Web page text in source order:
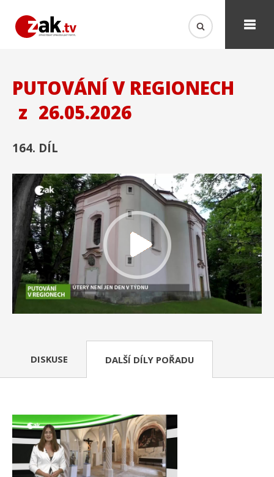
PUTOVÁNÍ V REGIONECH
z 26.05.2026
164. DÍL
DISKUSE DALŠÍ DÍLY POŘADU